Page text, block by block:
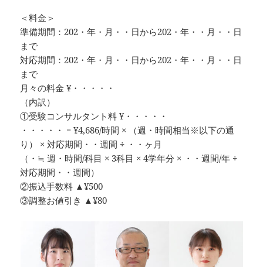
＜料金＞
準備期間：202・年・月・・日から202・年・・月・・日
まで
対応期間：202・年・月・・日から202・年・・月・・日
まで
月々の料金 ¥・・・・・
（内訳）
①受験コンサルタント料 ¥・・・・・
・・・・・ = ¥4,686/時間 × （週・時間相当※以下の通
り） × 対応期間・・週間 ÷ ・・ヶ月
（・≒ 週・時間/科目 × 3科目 × 4学年分 × ・・週間/年 ÷
対応期間・・週間）
②振込手数料 ▲¥500
③調整お値引き ▲¥80